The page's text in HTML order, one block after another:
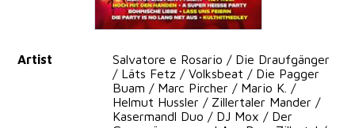
Artist
Salvatore e Rosario / Die Draufgänger
/ Läts Fetz / Volksbeat / Die Pagger
Buam / Marc Pircher / Mario K. /
Helmut Hussler / Zillertaler Mander /
Kasermandl Duo / DJ Mox / Der